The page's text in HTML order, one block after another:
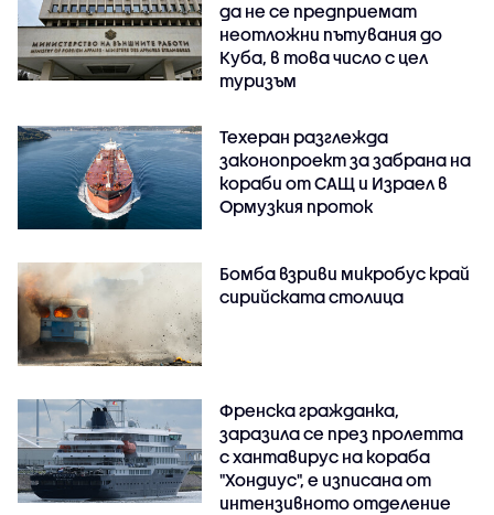
да не се предприемат
неотложни пътувания до
Куба, в това число с цел
туризъм
Техеран разглежда
законопроект за забрана на
кораби от САЩ и Израел в
Ормузкия проток
Бомба взриви микробус край
сирийската столица
Френска гражданка,
заразила се през пролетта
с хантавирус на кораба
"Хондиус", е изписана от
интензивното отделение